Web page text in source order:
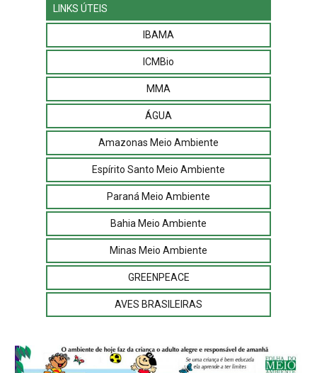
LINKS ÚTEIS
IBAMA
ICMBio
MMA
ÁGUA
Amazonas Meio Ambiente
Espírito Santo Meio Ambiente
Paraná Meio Ambiente
Bahia Meio Ambiente
Minas Meio Ambiente
GREENPEACE
AVES BRASILEIRAS